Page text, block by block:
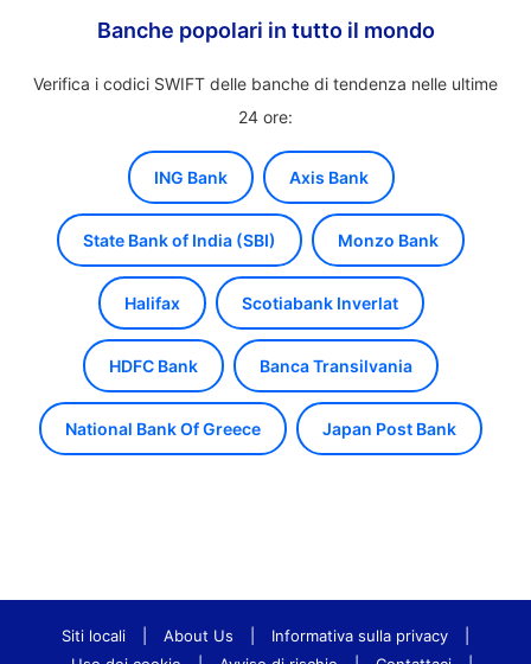
Banche popolari in tutto il mondo
Verifica i codici SWIFT delle banche di tendenza nelle ultime
24 ore:
ING Bank Axis Bank
State Bank of India (SBI) Monzo Bank
Halifax Scotiabank Inverlat
HDFC Bank Banca Transilvania
National Bank Of Greece Japan Post Bank
Siti locali About Us Informativa sulla privacy